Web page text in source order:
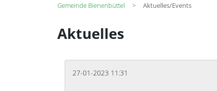
Gemeinde Bienenbüttel Aktuelles/Events
Aktuelles
27-01-2023 11:31